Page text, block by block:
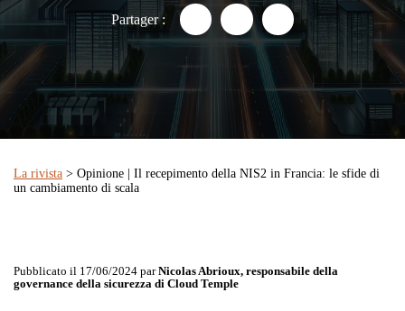
Partager : Partager "Opinione | Il
Partager "Opinione | Il
Partager
La rivista > Opinione | Il recepimento della NIS2 in Francia: le sfide di
un cambiamento di scala
Pubblicato il 17/06/2024 parNicolas Abrioux, responsabile della
governance della sicurezza di Cloud Temple